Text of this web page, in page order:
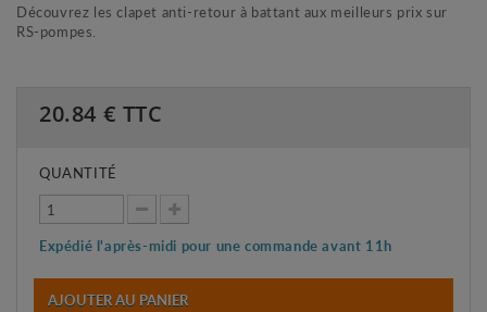
Découvrez les clapet anti-retour à battant aux meilleurs prix sur
RS-pompes.
20.84 € TTC
QUANTITÉ
Expédié l'après-midi pour une commande avant 11h
AJOUTER AU PANIER